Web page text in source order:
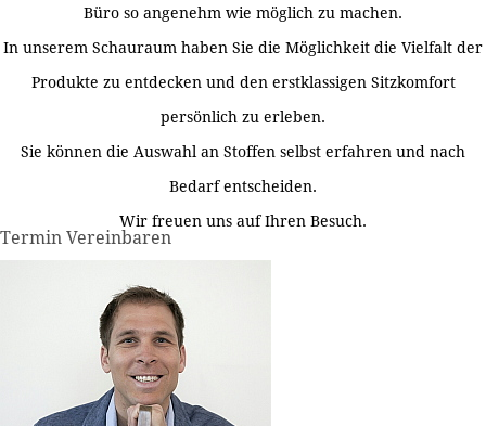
Büro so angenehm wie möglich zu machen.
In unserem Schauraum haben Sie die Möglichkeit die Vielfalt der
Produkte zu entdecken und den erstklassigen Sitzkomfort
persönlich zu erleben.
Sie können die Auswahl an Stoffen selbst erfahren und nach
Bedarf entscheiden.
Wir freuen uns auf Ihren Besuch.
Termin Vereinbaren